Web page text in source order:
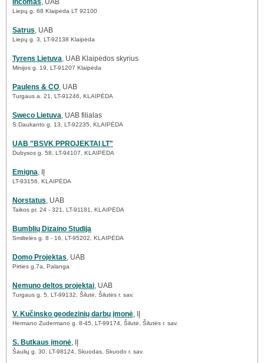
Incomas, UAB
Liepų g. 68 Klaipėda LT 92100
Satrus, UAB
Liepų g. 3, LT-92138 Klaipėda
Tyrens Lietuva, UAB Klaipėdos skyrius
Minijos g. 19, LT-91207 Klaipėda
Paulens & CO, UAB
Turgaus a. 21, LT-91246, KLAIPĖDA
Sweco Lietuva, UAB filialas
S.Daukanto g. 13, LT-92235, KLAIPĖDA
UAB "BSVK PPROJEKTAI LT"
Dubysos g. 58, LT-94107, KLAIPĖDA
Emigna, IĮ
LT-93156, KLAIPĖDA
Norstatus, UAB
Taikos pr. 24 - 321, LT-91181, KLAIPĖDA
Bumblių Dizaino Studija
Smiltelės g. 8 - 16, LT-95202, KLAIPĖDA
Domo Projektas, UAB
Pirties g.7a, Palanga
Nemuno deltos projektai, UAB
Turgaus g. 5, LT-99132, Šilutė, Šilutės r. sav.
V. Kučinsko geodezinių darbų įmonė, IĮ
Hermano Zudermano g. 8-45, LT-99174, Šilutė, Šilutės r. sav.
S. Butkaus įmonė, IĮ
Šaulių g. 30, LT-98124, Skuodas, Skuodo r. sav.